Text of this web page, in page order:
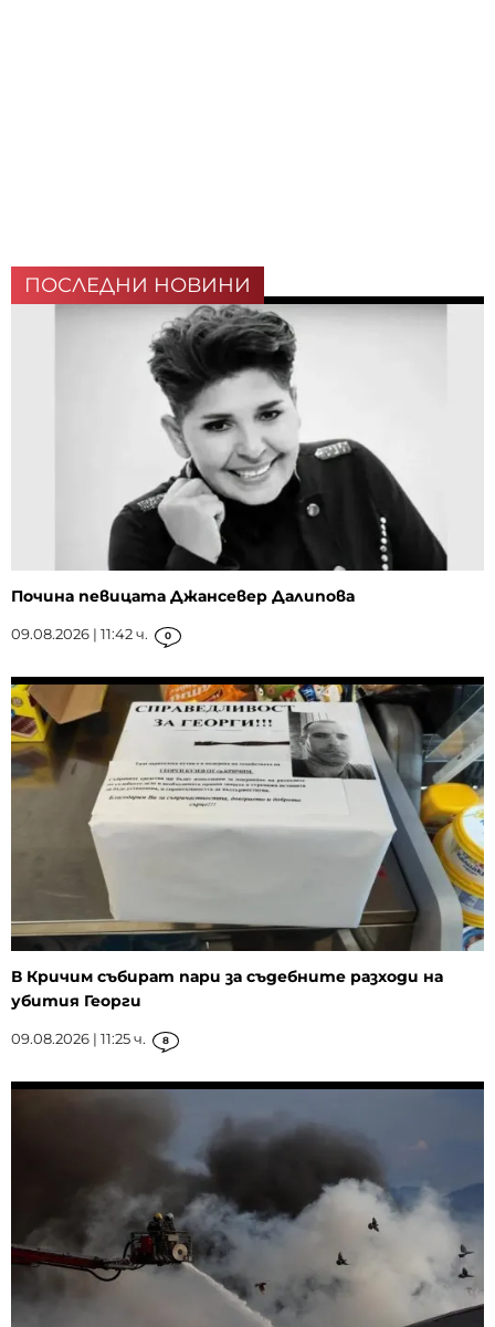
ПОСЛЕДНИ НОВИНИ
Почина певицата Джансевер Далипова
09.08.2026 | 11:42 ч. 0
В Кричим събират пари за съдебните разходи на
убития Георги
09.08.2026 | 11:25 ч. 8